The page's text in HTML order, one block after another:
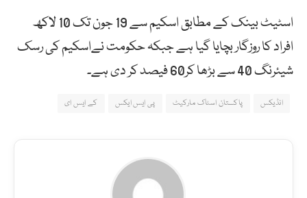
اسٹیٹ بینک کے مطابق اسکیم سے 19 جون تک 10 لاکھ
افراد کا روزگار بچایا گیا ہے جبکہ حکومت نےاسکیم کی رسک
شیئرنگ 40 سے بڑھا کر60 فیصد کر دی ہے۔
انڈیکس پاکستان اسٹاک مارکیٹ پی ایس ایکس کے ایس ای